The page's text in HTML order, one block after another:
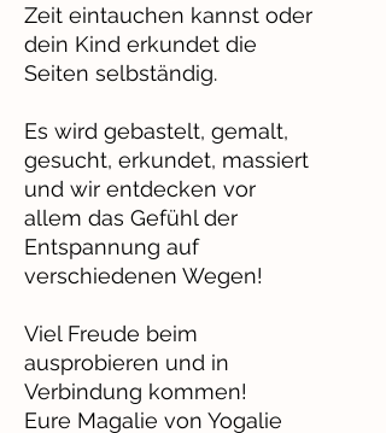
Zeit eintauchen kannst oder
dein Kind erkundet die
Seiten selbständig.
Es wird gebastelt, gemalt,
gesucht, erkundet, massiert
und wir entdecken vor
allem das Gefühl der
Entspannung auf
verschiedenen Wegen!
Viel Freude beim
ausprobieren und in
Verbindung kommen!
Eure Magalie von Yogalie